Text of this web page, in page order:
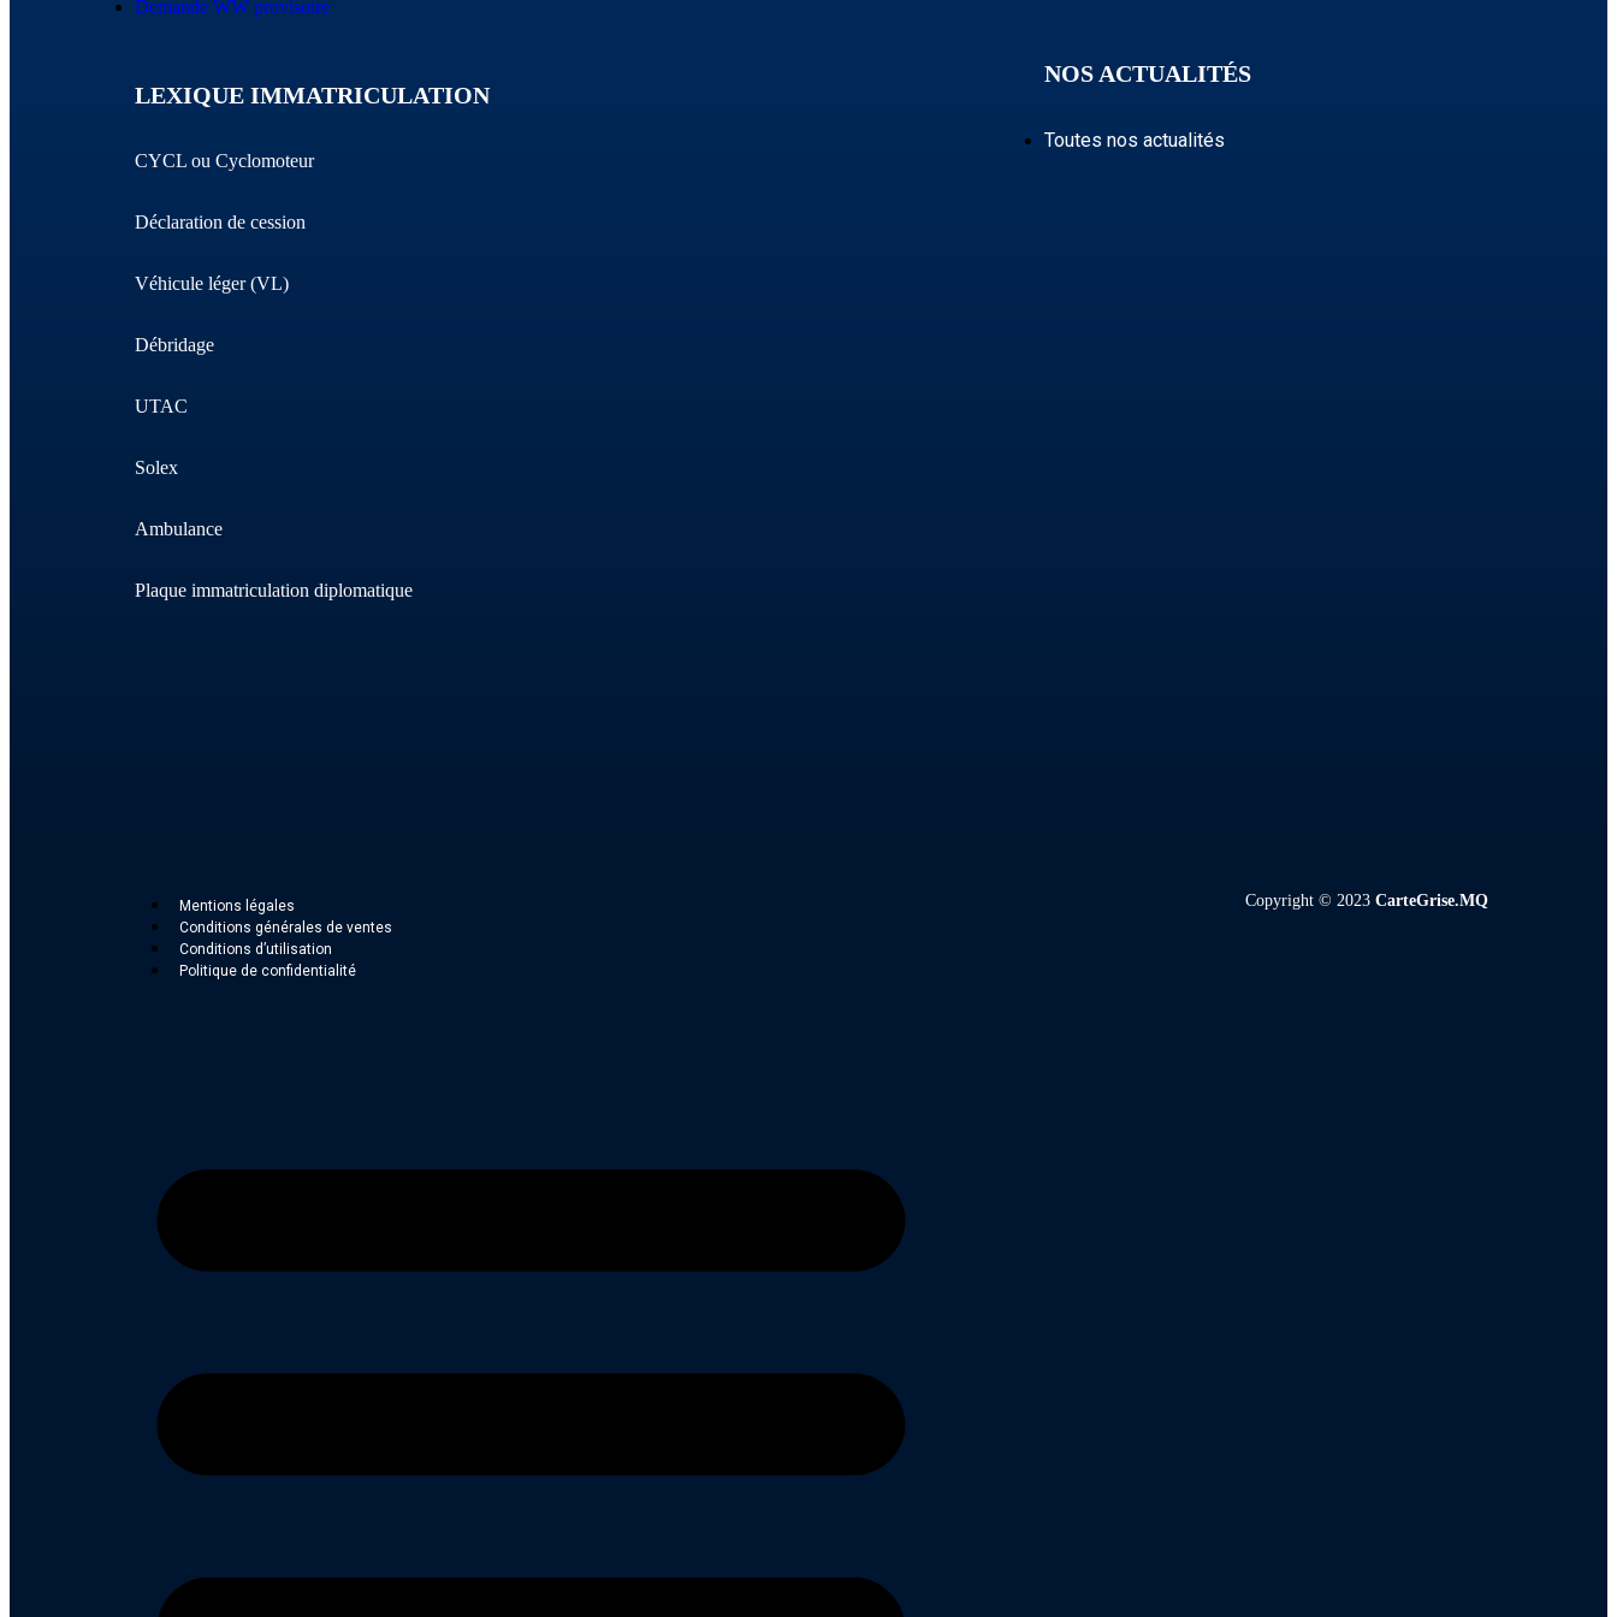
Demande WW provisoire
LEXIQUE IMMATRICULATION
CYCL ou Cyclomoteur
Déclaration de cession
Véhicule léger (VL)
Débridage
UTAC
Solex
Ambulance
Plaque immatriculation diplomatique
NOS ACTUALITÉS
Toutes nos actualités
Mentions légales
Conditions générales de ventes
Conditions d’utilisation
Politique de confidentialité
Copyright © 2023CarteGrise.MQ